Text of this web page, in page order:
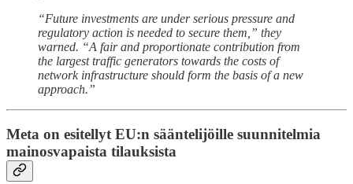
“Future investments are under serious pressure and
regulatory action is needed to secure them,” they
warned. “A fair and proportionate contribution from
the largest traffic generators towards the costs of
network infrastructure should form the basis of a new
approach.”
Meta on esitellyt EU:n sääntelijöille suunnitelmia
mainosvapaista tilauksista